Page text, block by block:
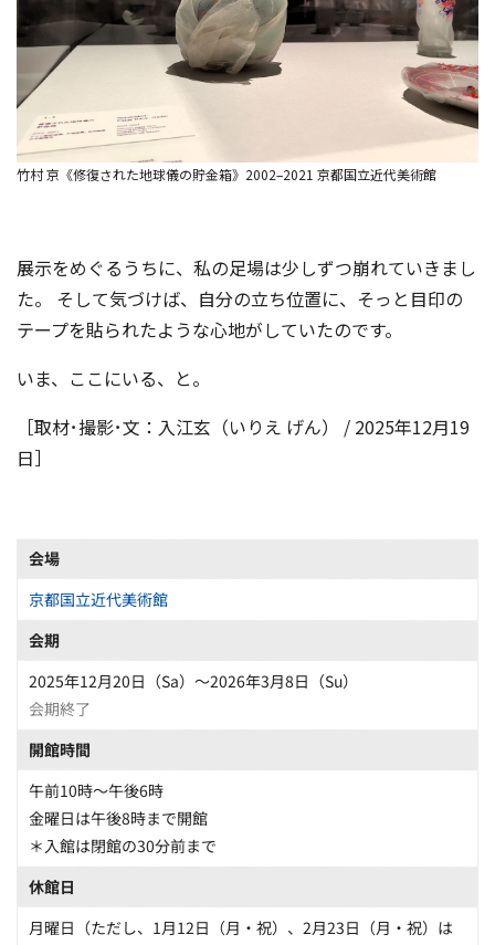
竹村 京《修復された地球儀の貯金箱》2002–2021 京都国立近代美術館
展示をめぐるうちに、私の足場は少しずつ崩れていきまし
た。 そして気づけば、自分の立ち位置に、そっと目印の
テープを貼られたような心地がしていたのです。
いま、ここにいる、と。
［取材･撮影･文：入江玄（いりえ げん） / 2025年12月19
日］
会場
京都国立近代美術館
会期
2025年12月20日（Sa）〜2026年3月8日（Su）
会期終了
開館時間
午前10時～午後6時
金曜日は午後8時まで開館
＊入館は閉館の30分前まで
休館日
月曜日（ただし、1月12日（月・祝）、2月23日（月・祝）は